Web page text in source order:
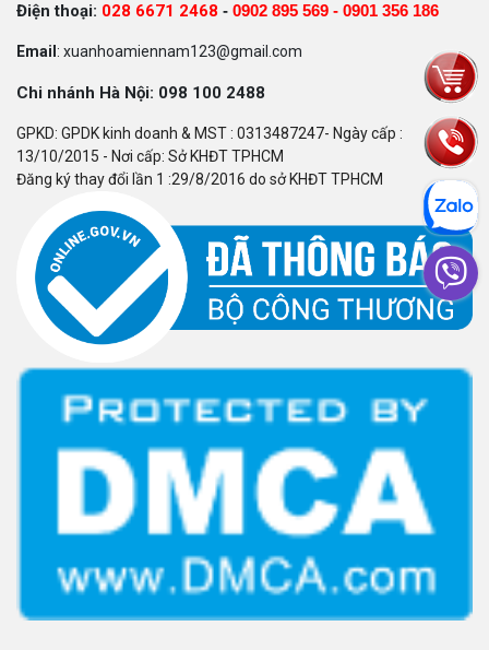
Điện thoại: 028 6671 2468 - 0902 895 569 - 0901 356 186
Email : xuanhoamiennam123@gmail.com
Chi nhánh Hà Nội: 098 100 2488
GPKD: GPDK kinh doanh & MST : 0313487247- Ngày cấp :
13/10/2015 - Nơi cấp: Sở KHĐT TPHCM
Đăng ký thay đổi lần 1 :29/8/2016 do sở KHĐT TPHCM